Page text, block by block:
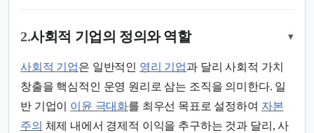
2.사회적 기업의 정의와 역할 ▾
사회적 기업은 일반적인 영리 기업과 달리 사회적 가치
창출을 핵심적인 운영 원리로 삼는 조직을 의미한다. 일
반 기업이 이윤 극대화를 최우선 목표로 설정하여 자본
주의 체제 내에서 경제적 이익을 추구하는 것과 달리, 사